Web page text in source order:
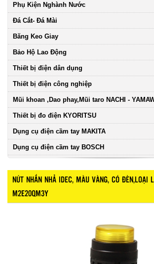
Phụ Kiện Nghành Nước
Đá Cắt- Đá Mài
Băng Keo Giay
Bảo Hộ Lao Động
Thiết bị điện dân dụng
Thiết bị điện công nghiệp
Mũi khoan ,Dao phay,Mũi taro NACHI -
Thiết bị đo điện KYORITSU
Dụng cụ điện cầm tay MAKITA
Dụng cụ điện cầm tay BOSCH
NÚT NHẤN NHẢ IDEC, MÀU VÀNG, CÓ ĐÈN,LOẠI
M2E20QM3Y